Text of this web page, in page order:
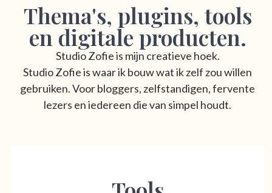
Thema's, plugins, tools
en digitale producten.
Studio Zofie is mijn creatieve hoek.
Studio Zofie is waar ik bouw wat ik zelf zou willen
gebruiken. Voor bloggers, zelfstandigen, fervente
lezers en iedereen die van simpel houdt.